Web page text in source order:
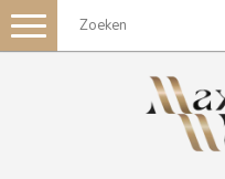
Toggle
navigation